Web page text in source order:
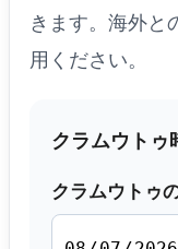
きます。海外と
用ください。
クラムウトゥ
クラムウトゥ